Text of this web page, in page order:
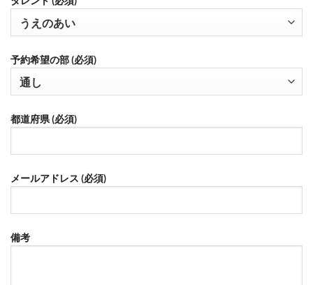
予約希望の部 (必須)
都道府県 (必須)
メールアドレス (必須)
備考